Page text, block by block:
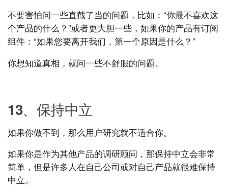
不要害怕问一些直截了当的问题，比如：“你最不喜欢这
个产品的什么？”或者更大胆一些，如果你的产品有订阅
组件：“如果您要离开我们，第一个原因是什么？”
你想知道真相，就问一些不舒服的问题。
13、保持中立
如果你做不到，那么用户研究就不适合你。
如果你是作为其他产品的调研顾问，那保持中立会非常
简单，但是许多人在自己公司或对自己产品就很难保持
中立。